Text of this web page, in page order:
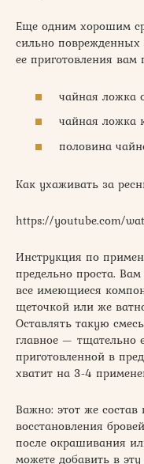
Еще одним хорошим
сильно поврежденных
ее приготовления вам
чайная ложка
чайная ложка
половина
Как ухаживать за
https://youtube.com/
Инструкция по
предельно проста.
все имеющиеся
щеточкой или же
Оставлять такую
главное — тщательно
приготовленной в
хватит на 3-4
Важно: этот же
восстановления
после окрашивания
можете добавить в